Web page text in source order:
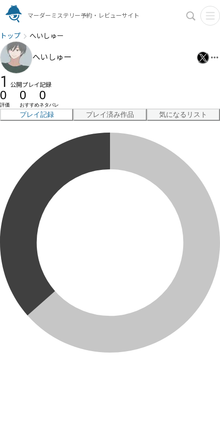
マーダーミステリー予約・レビューサイト
トップ へいしゅー
へいしゅー
1 公開プレイ記録
0
評価
0
おすすめ
0
ネタバレ
プレイ記録 プレイ済み作品 気になるリスト